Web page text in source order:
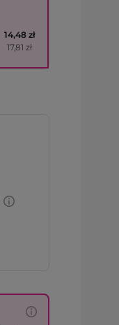
14,48 zł
17,81 zł